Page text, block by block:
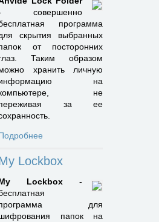
совершенно
программа
скрытия выбранных
от посторонних
Таким образом
хранить личную
на
не
за ее
Lockbox
Lockbox -
для
папок на